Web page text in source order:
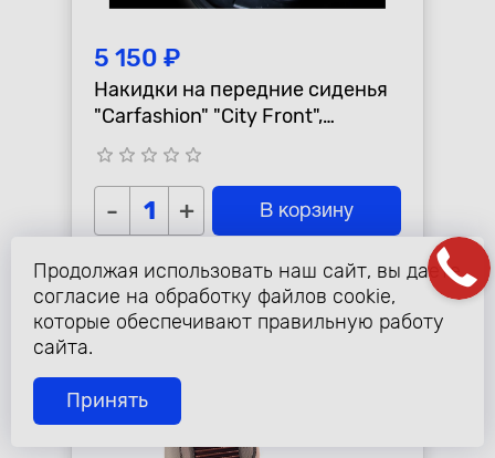
5 150 ₽
Накидки на передние сиденья
"Carfashion" "City Front",
бордовые
star_border star_border star_border star_border star_border
- + В корзину
Продолжая использовать наш сайт, вы даете
согласие на обработку файлов cookie,
которые обеспечивают правильную работу
сайта.